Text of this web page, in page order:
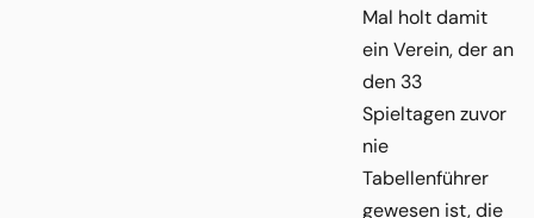
Mal holt damit
ein Verein, der an
den 33
Spieltagen zuvor
nie
Tabellenführer
gewesen ist, die